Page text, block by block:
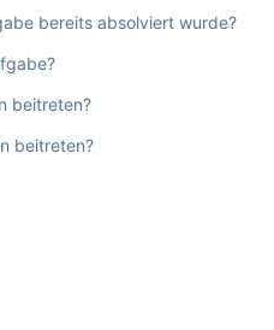
bereits absolviert wurde?
beitreten?
beitreten?